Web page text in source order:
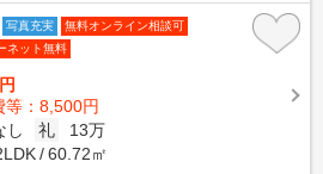
写真充実
無料オンライン相談可
ネット無料
等：8,500円
し 礼
13万
60.72㎡